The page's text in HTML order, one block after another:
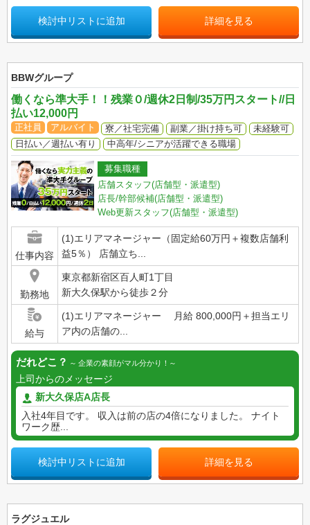
検討中リストに追加 詳細を見る
BBWグループ
働くなら準大手！！残業０/週休2日制/35万円スタート//日
払い12,000円
正社員 アルバイト 寮／社宅完備 副業／掛け持ち可
未経験可
日払い／週払い有り
中高年/シニアが活躍できる職場
募集職種
店舗スタッフ(店舗型・派遣型)
店長/幹部候補(店舗型・派遣型)
Web更新スタッフ(店舗型・派遣型)
仕事内容
(1)エリアマネージャー（固定給60万円＋複数店舗利
益5％） 店舗立ち...
勤務地
東京都新宿区百人町1丁目
新大久保駅から徒歩２分
給与
(1)エリアマネージャー 月給 800,000円＋担当エリ
ア内の店舗の...
だれどこ？ 企業の素顔がマル分かり！
上司からのメッセージ
新大久保店A店長
入社4年目です。 収入は前の店の4倍になりました。 ナイト
ワーク歴...
検討中リストに追加 詳細を見る
ラグジュエル